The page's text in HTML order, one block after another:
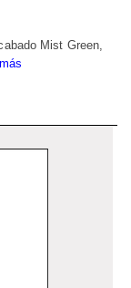
Mist Green,